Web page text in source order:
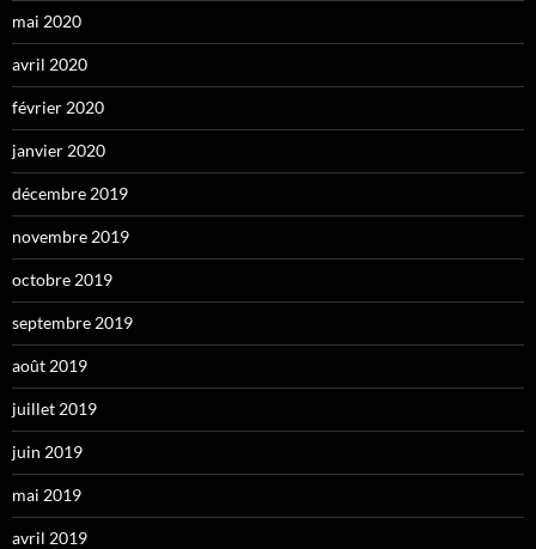
mai 2020
avril 2020
février 2020
janvier 2020
décembre 2019
novembre 2019
octobre 2019
septembre 2019
août 2019
juillet 2019
juin 2019
mai 2019
avril 2019